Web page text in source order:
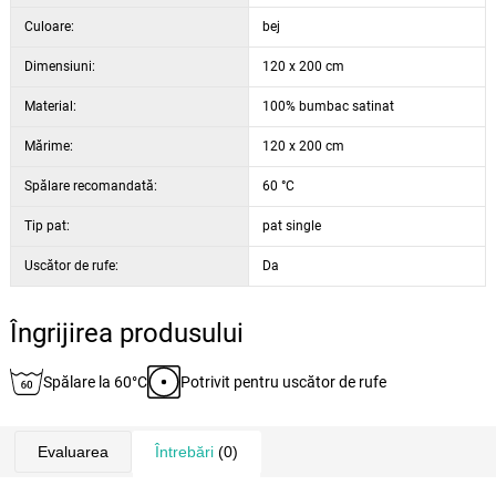
Culoare: bej
Dimensiuni: 120 x 200 cm
Material: 100% bumbac satinat
Mărime: 120 x 200 cm
Spălare recomandată: 60 °C
Tip pat: pat single
Uscător de rufe: Da
Îngrijirea produsului
Spălare la 60°C Potrivit pentru uscător de rufe
Evaluarea Întrebări(0)